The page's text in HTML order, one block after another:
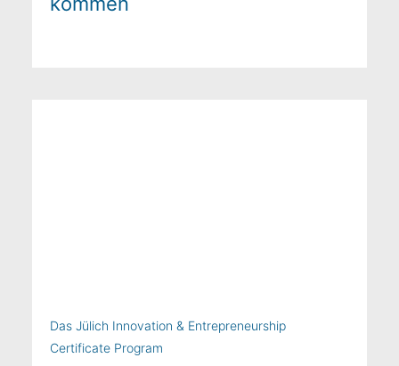
Das Jülich Innovation & Entrepreneurship
Certificate Program